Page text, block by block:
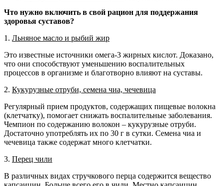
Что нужно включить в свой рацион для поддержания
здоровья суставов?
1. Льняное масло и рыбий жир
Это известные источники омега-3 жирных кислот. Доказано,
что они способствуют уменьшению воспалительных
процессов в организме и благотворно влияют на суставы.
2. Кукурузные отруби, семена чиа, чечевица
Регулярный прием продуктов, содержащих пищевые волокна
(клетчатку), помогает снижать воспалительные заболевания.
Чемпион по содержанию волокон – кукурузные отруби.
Достаточно употреблять их по 30 г в сутки. Семена чиа и
чечевица также содержат много клетчатки.
3. Перец чили
В различных видах стручкового перца содержится вещество